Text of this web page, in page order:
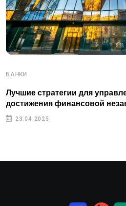
БАНКИ
Лучшие стратегии для
достижения финансовой
23.04.2025